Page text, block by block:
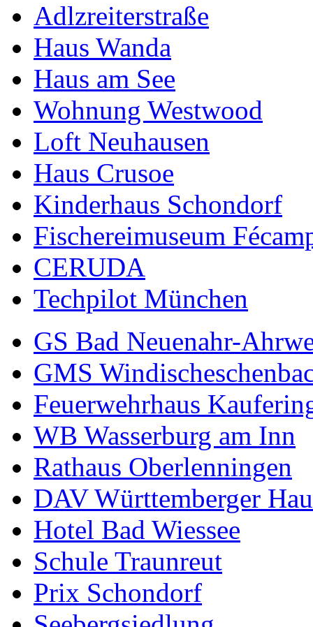
Adlzreiterstraße
Haus Wanda
Haus am See
Wohnung Westwood
Loft Neuhausen
Haus Crusoe
Kinderhaus Schondorf
Fischereimuseum
CERUDA
Techpilot München
GS Bad Neuenahr-
GMS
Feuerwehrhaus
WB Wasserburg am Inn
Rathaus Oberlenningen
DAV Württemberger
Hotel Bad Wiessee
Schule Traunreut
Prix Schondorf